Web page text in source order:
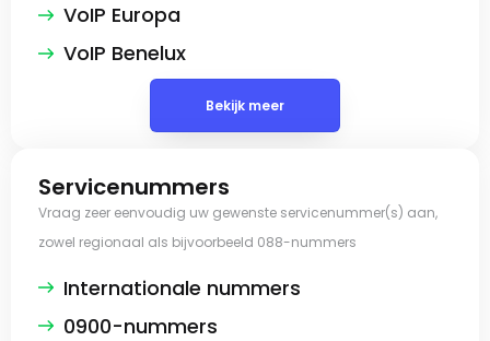
VoIP Europa
VoIP Benelux
Bekijk meer
Servicenummers
Vraag zeer eenvoudig uw gewenste servicenummer(s) aan,
zowel regionaal als bijvoorbeeld 088-nummers
Internationale nummers
0900-nummers